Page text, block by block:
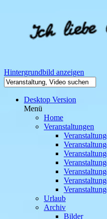
Hintergrundbild anzeigen
Desktop Version
Menü
Home
Veranstaltungen
Urlaub
Archiv
Bilder